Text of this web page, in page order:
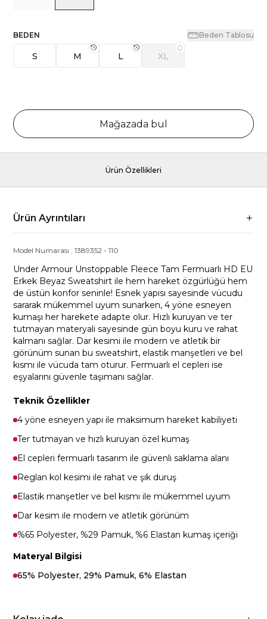
BEDEN Beden Tablosu
S M L XL
Mağazada bul
Ürün Özellikleri
Ürün Ayrıntıları
Model Numarası :1389352 -110
Under Armour Unstoppable Fleece Tam Fermuarlı HD EU
Erkek Beyaz Sweatshirt ile hem hareket özgürlüğü hem
de üstün konfor seninle! Esnek yapısı sayesinde vücudu
sararak mükemmel uyum sunarken, 4 yöne esneyen
kumaşı her harekete adapte olur. Hızlı kuruyan ve ter
tutmayan materyali sayesinde gün boyu kuru ve rahat
kalmanı sağlar. Dar kesimi ile modern ve atletik bir
görünüm sunan bu sweatshirt, elastik manşetleri ve bel
kısmı ile vücuda tam oturur. Fermuarlı el cepleri ise
eşyalarını güvenle taşımanı sağlar.
Teknik Özellikler
4 yöne esneyen yapı ile maksimum hareket kabiliyeti
Ter tutmayan ve hızlı kuruyan özel kumaş
El cepleri fermuarlı tasarım ile güvenli saklama alanı
Reglan kol kesimi ile rahat ve şık duruş
Elastik manşetler ve bel kısmı ile mükemmel uyum
Dar kesim ile modern ve atletik görünüm
%65 Polyester, %29 Pamuk, %6 Elastan kumaş içeriği
Materyal Bilgisi
65% Polyester, 29% Pamuk, 6% Elastan